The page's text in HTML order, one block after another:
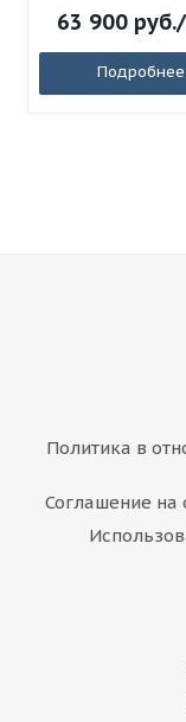
63 900руб.
Подробнее
Политика в
Соглашение на